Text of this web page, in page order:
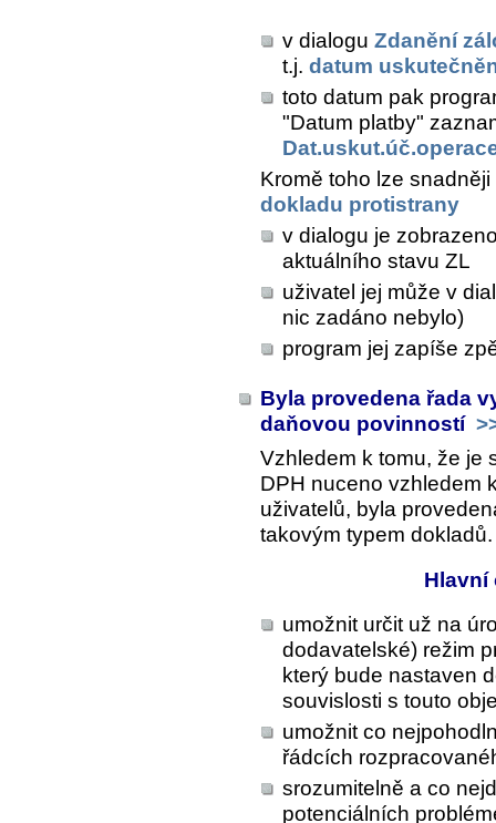
v dialogu Zdanění
t.j. datum
toto datum pak
"Datum platby"
Kromě toho lze
dokladu protistrany
v dialogu je
aktuálního stavu ZL
uživatel jej může v
nic zadáno nebylo)
program jej zapíše
Byla provedena řada
daňovou povinností
Vzhledem k tomu, že je
DPH nuceno vzhledem
uživatelů, byla
takovým typem dokladů.
Hlavní
umožnit určit už na
dodavatelské) režim
který bude nastaven
souvislosti s touto
umožnit co
řádcích
srozumitelně a co
potenciálních